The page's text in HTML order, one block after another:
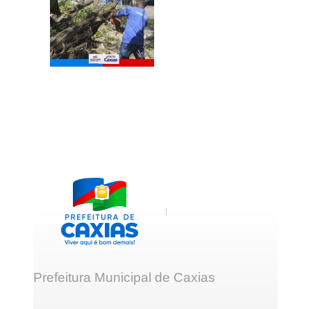
Prefeitura Municipal de Caxias